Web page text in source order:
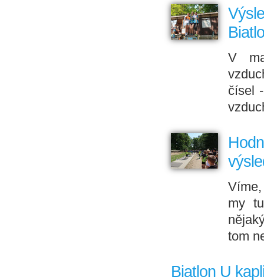
V
čísel
my
tom
Biatlon U